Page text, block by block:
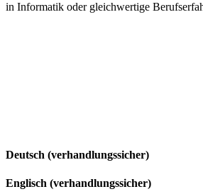
in Informatik oder gleichwertige
Deutsch (verhandlungssicher)
Englisch (verhandlungssicher)